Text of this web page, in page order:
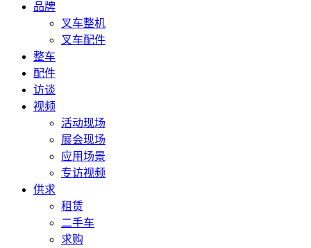
品牌
叉车整机
叉车配件
整车
配件
访谈
视频
活动现场
展会现场
应用场景
专访视频
供求
租赁
二手车
求购